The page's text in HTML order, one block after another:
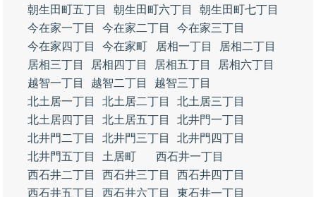
朝生田町五丁目
朝生田町六丁目
朝生田町七丁目
今在家一丁目
今在家二丁目
今在家三丁目
今在家四丁目
今在家町 居相一丁目
居相二丁目
居相三丁目
居相四丁目 居相五丁目
居相六丁目
越智一丁目
越智二丁目
越智三丁目
北土居一丁目
北土居二丁目
北土居三丁目
北土居四丁目
北土居五丁目
北井門一丁目
北井門二丁目
北井門三丁目
北井門四丁目
北井門五丁目
土居町
西石井一丁目
西石井二丁目
西石井三丁目
西石井四丁目
西石井五丁目
西石井六丁目
東石井一丁目